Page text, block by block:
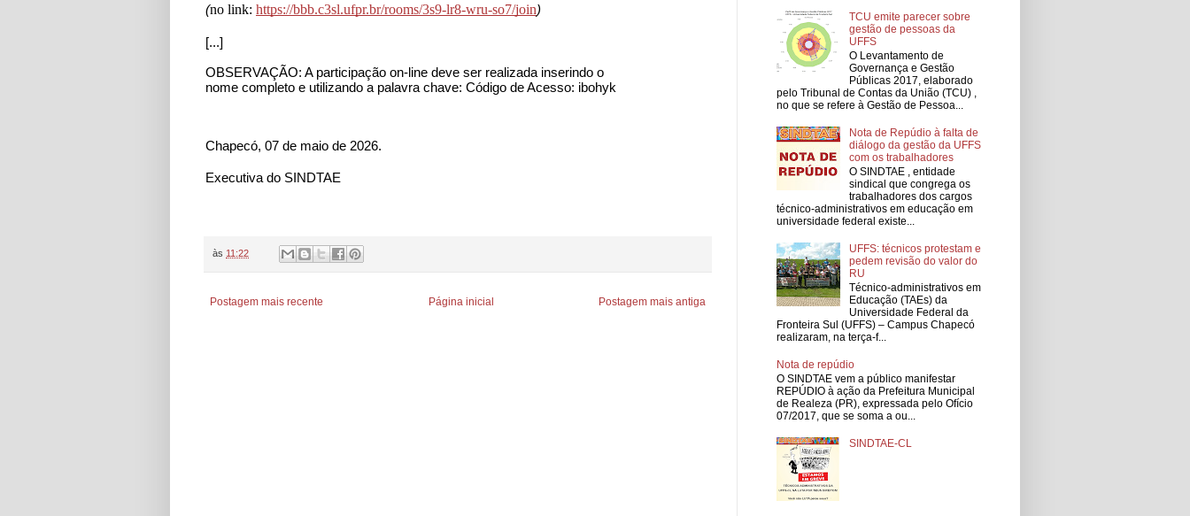
(no link: https://bbb.c3sl.ufpr.br/rooms/3s9-lr8-wru-so7/join)
[...]
OBSERVAÇÃO: A participação on-line deve ser realizada inserindo o
nome completo e utilizando a palavra chave: Código de Acesso: ibohyk
Chapecó, 07 de maio de 2026.
Executiva do SINDTAE
às 11:22
Postagem mais recente Postagem mais antiga
Página inicial
TCU emite parecer sobre
gestão de pessoas da
UFFS
O Levantamento de
Governança e Gestão
Públicas 2017, elaborado
pelo Tribunal de Contas da União (TCU) ,
no que se refere à Gestão de Pessoa...
Nota de Repúdio à falta de
diálogo da gestão da UFFS
com os trabalhadores
O SINDTAE , entidade
sindical que congrega os
trabalhadores dos cargos
técnico-administrativos em educação em
universidade federal existe...
UFFS: técnicos protestam e
pedem revisão do valor do
RU
Técnico-administrativos em
Educação (TAEs) da
Universidade Federal da
Fronteira Sul (UFFS) – Campus Chapecó
realizaram, na terça-f...
Nota de repúdio
O SINDTAE vem a público manifestar
REPÚDIO à ação da Prefeitura Municipal
de Realeza (PR), expressada pelo Ofício
07/2017, que se soma a ou...
SINDTAE-CL